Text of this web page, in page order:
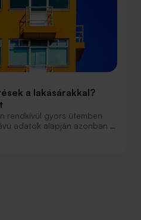
a lakásárakkal?
rendkívül gyors ütemben
adatok alapján azonban a
megfizethetősége